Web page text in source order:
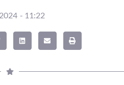
- 11:22